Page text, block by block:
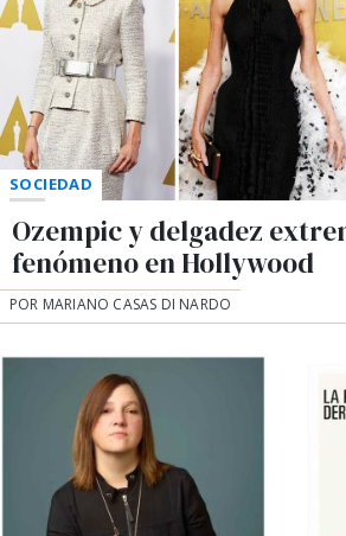
SOCIEDAD
Ozempic y delgadez
fenómeno en Hollywood
POR MARIANO CASAS DI NARDO